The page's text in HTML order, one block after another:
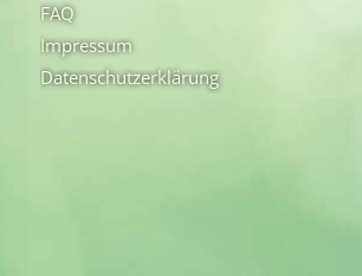
FAQ
Impressum
Datenschutzerklärung